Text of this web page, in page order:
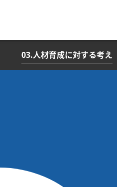
03.人材育成に対する考え